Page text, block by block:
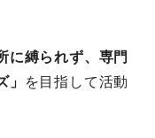
に縛られず、専門
」
を目指して活動